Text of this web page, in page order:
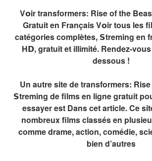
V𝗼ir transformers: Rise of the
Gratuit en Français V𝗼ir tous les
catégories complètes, 𝗦treming en
H𝗗, gratuit et illimité. Rendez-
dessous !
Un autre site de transformers:
𝗦treming de films en ligne gratuit
essayer est Dans cet article. Ce
nombreux films classés en
comme drame, action, comédie,
bien d’autres